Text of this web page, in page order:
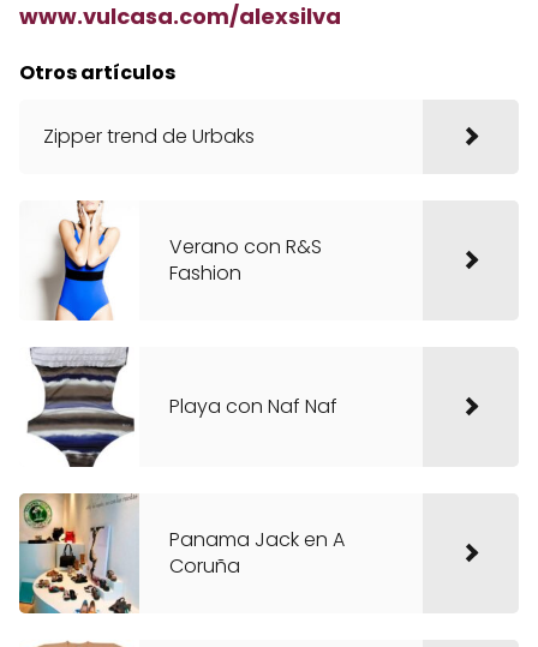
www.vulcasa.com/alexsilva
Otros artículos
Zipper trend de Urbaks
Verano con R&S
Fashion
Playa con Naf Naf
Panama Jack en A
Coruña